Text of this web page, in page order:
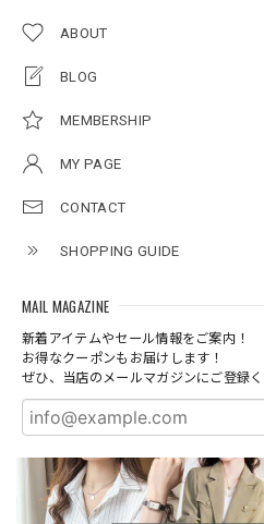
ABOUT
BLOG
MEMBERSHIP
MY PAGE
CONTACT
SHOPPING GUIDE
MAIL MAGAZINE
新着アイテムやセール情報をご案内！
お得なクーポンもお届けします！
ぜひ、当店のメールマガジンにご登録く